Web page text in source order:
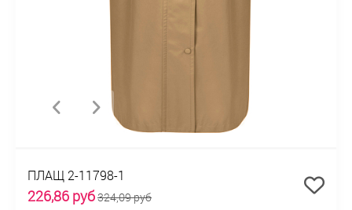
ПЛАЩ 2-11798-1
226,86 руб324,09 руб